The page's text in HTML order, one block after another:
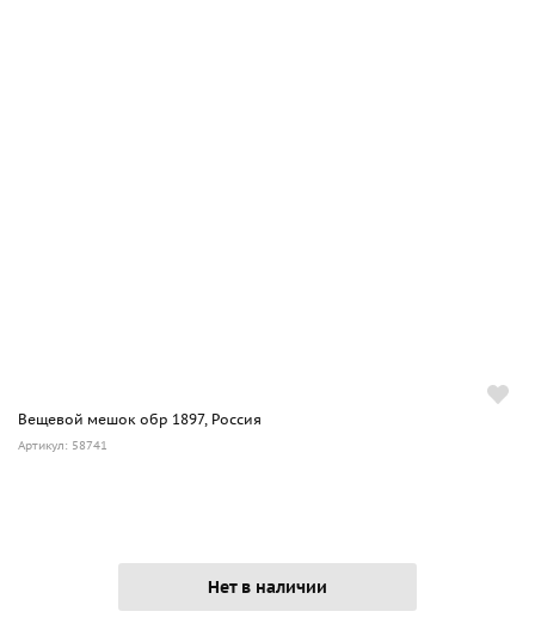
Вещевой мешок обр 1897, Россия
Артикул: 58741
Нет в наличии